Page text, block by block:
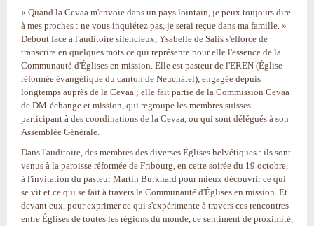
« Quand la Cevaa m'envoie dans un pays lointain, je peux toujours dire
à mes proches : ne vous inquiétez pas, je serai reçue dans ma famille. »
Debout face à l'auditoire silencieux, Ysabelle de Salis s'efforce de
transcrire en quelques mots ce qui représente pour elle l'essence de la
Communauté d'Églises en mission. Elle est pasteur de l'EREN (Église
réformée évangélique du canton de Neuchâtel), engagée depuis
longtemps auprès de la Cevaa ; elle fait partie de la Commission Cevaa
de DM-échange et mission, qui regroupe les membres suisses
participant à des coordinations de la Cevaa, ou qui sont délégués à son
Assemblée Générale.
Dans l'auditoire, des membres des diverses Églises helvétiques : ils sont
venus à la paroisse réformée de Fribourg, en cette soirée du 19 octobre,
à l'invitation du pasteur Martin Burkhard pour mieux découvrir ce qui
se vit et ce qui se fait à travers la Communauté d'Églises en mission. Et
devant eux, pour exprimer ce qui s'expérimente à travers ces rencontres
entre Églises de toutes les régions du monde, ce sentiment de proximité,